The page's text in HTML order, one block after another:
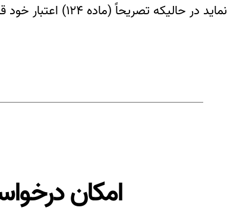
نماید در حالیکه تصریحاً (ماده ۱۲۴) اعتبار خود قانون بیش از ۵ سال از زمان تصویب نباشد.
امکان